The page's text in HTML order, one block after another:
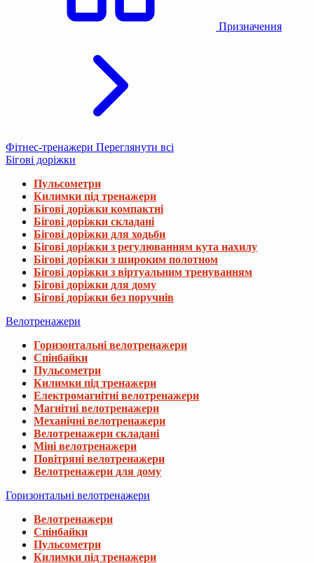
Призначення
Фітнес-тренажери Переглянути всі
Бігові доріжки
Пульсометри
Килимки під тренажери
Бігові доріжки компактні
Бігові доріжки складані
Бігові доріжки для ходьби
Бігові доріжки з регулюванням кута нахилу
Бігові доріжки з широким полотном
Бігові доріжки з віртуальним тренуванням
Бігові доріжки для дому
Бігові доріжки без поручнів
Велотренажери
Горизонтальні велотренажери
Спінбайки
Пульсометри
Килимки під тренажери
Електромагнітні велотренажери
Магнітні велотренажери
Механічні велотренажери
Велотренажери складані
Міні велотренажери
Повітряні велотренажери
Велотренажери для дому
Горизонтальні велотренажери
Велотренажери
Спінбайки
Пульсометри
Килимки під тренажери